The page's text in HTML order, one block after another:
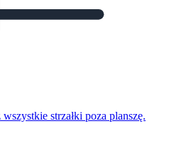
strzałki poza planszę.